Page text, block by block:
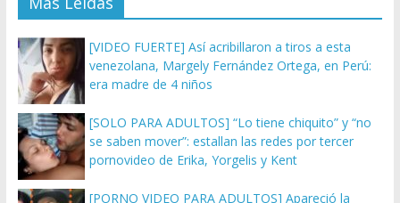
[VIDEO FUERTE] Así acribillaron a tiros a esta
venezolana, Margely Fernández Ortega, en Perú:
era madre de 4 niños
[SOLO PARA ADULTOS] “Lo tiene chiquito” y “no
se saben mover”: estallan las redes por tercer
pornovideo de Erika, Yorgelis y Kent
[PORNO VIDEO PARA ADULTOS] Apareció la